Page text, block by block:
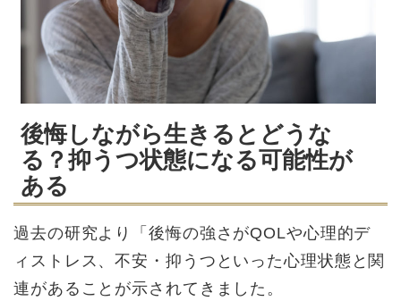
後悔しながら生きるとどうな
る？抑うつ状態になる可能性が
ある
過去の研究より「後悔の強さがQOLや心理的デ
ィストレス、不安・抑うつといった心理状態と関
連があることが示されてきました。